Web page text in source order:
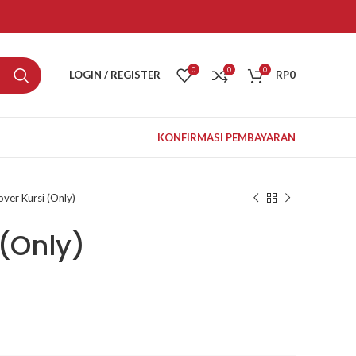
LOGIN / REGISTER 0 0 0 RP0
KONFIRMASI PEMBAYARAN
Kursi (Only)